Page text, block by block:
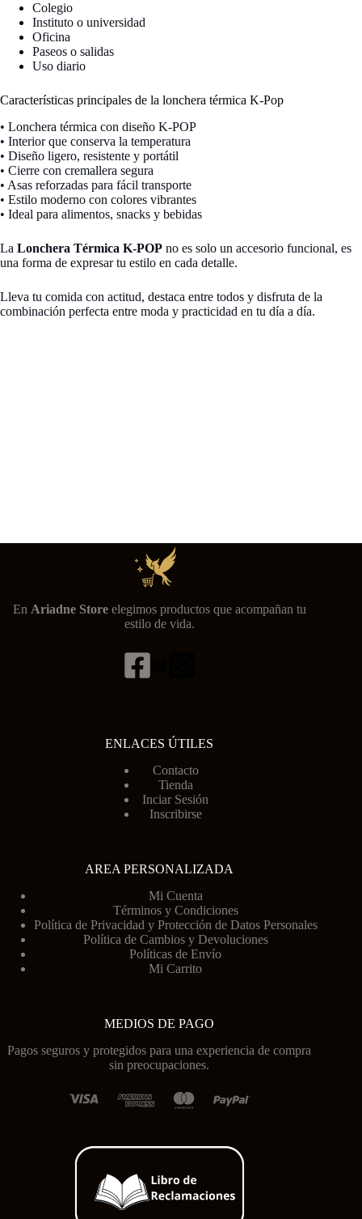
Colegio
Instituto o universidad
Oficina
Paseos o salidas
Uso diario
Características principales de la lonchera térmica K-Pop
• Lonchera térmica con diseño K-POP
• Interior que conserva la temperatura
• Diseño ligero, resistente y portátil
• Cierre con cremallera segura
• Asas reforzadas para fácil transporte
• Estilo moderno con colores vibrantes
• Ideal para alimentos, snacks y bebidas
La Lonchera Térmica K-POP no es solo un accesorio funcional, es
una forma de expresar tu estilo en cada detalle.
Lleva tu comida con actitud, destaca entre todos y disfruta de la
combinación perfecta entre moda y practicidad en tu día a día.
En Ariadne Store elegimos productos que acompañan tu
estilo de vida.
ENLACES ÚTILES
Contacto
Tienda
Inciar Sesión
Inscribirse
AREA PERSONALIZADA
Mi Cuenta
Términos y Condiciones
Política de Privacidad y Protección de Datos Personales
Política de Cambios y Devoluciones
Políticas de Envío
Mi Carrito
MEDIOS DE PAGO
Pagos seguros y protegidos para una experiencia de compra
sin preocupaciones.